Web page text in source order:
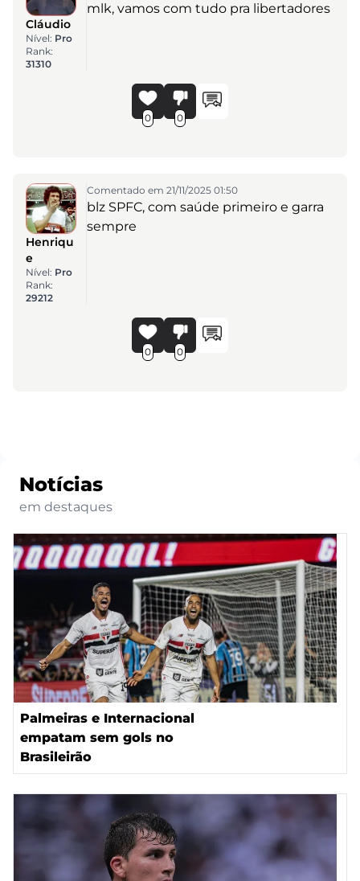
Cláudio
Nível: Pro
Rank:
31310
mlk, vamos com tudo pra libertadores
0 0
Henriqu
e
Nível: Pro
Rank:
29212
Comentado em 21/11/2025 01:50
blz SPFC, com saúde primeiro e garra
sempre
0 0
Notícias
em destaques
Palmeiras e Internacional
empatam sem gols no
Brasileirão